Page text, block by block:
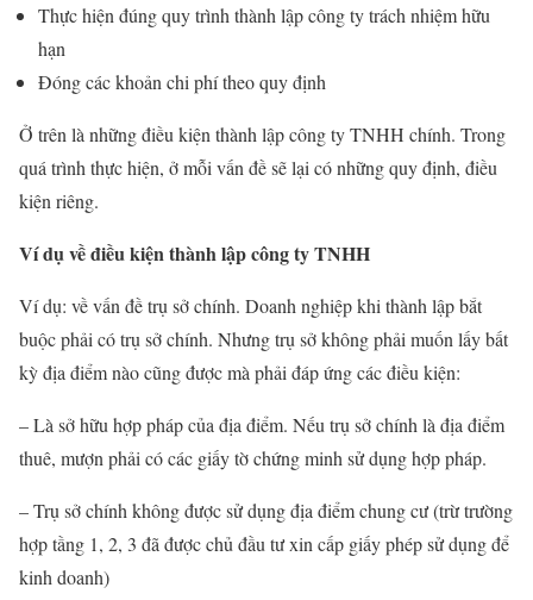
Thực hiện đúng quy trình thành lập công ty trách nhiệm hữu
hạn
Đóng các khoản chi phí theo quy định
Ở trên là những điều kiện thành lập công ty TNHH chính. Trong
quá trình thực hiện, ở mỗi vấn đề sẽ lại có những quy định, điều
kiện riêng.
Ví dụ về điều kiện thành lập công ty TNHH
Ví dụ: về vấn đề trụ sở chính. Doanh nghiệp khi thành lập bắt
buộc phải có trụ sở chính. Nhưng trụ sở không phải muốn lấy bất
kỳ địa điểm nào cũng được mà phải đáp ứng các điều kiện:
– Là sở hữu hợp pháp của địa điểm. Nếu trụ sở chính là địa điểm
thuê, mượn phải có các giấy tờ chứng minh sử dụng hợp pháp.
– Trụ sở chính không được sử dụng địa điểm chung cư (trừ trường
hợp tầng 1, 2, 3 đã được chủ đầu tư xin cấp giấy phép sử dụng để
kinh doanh)